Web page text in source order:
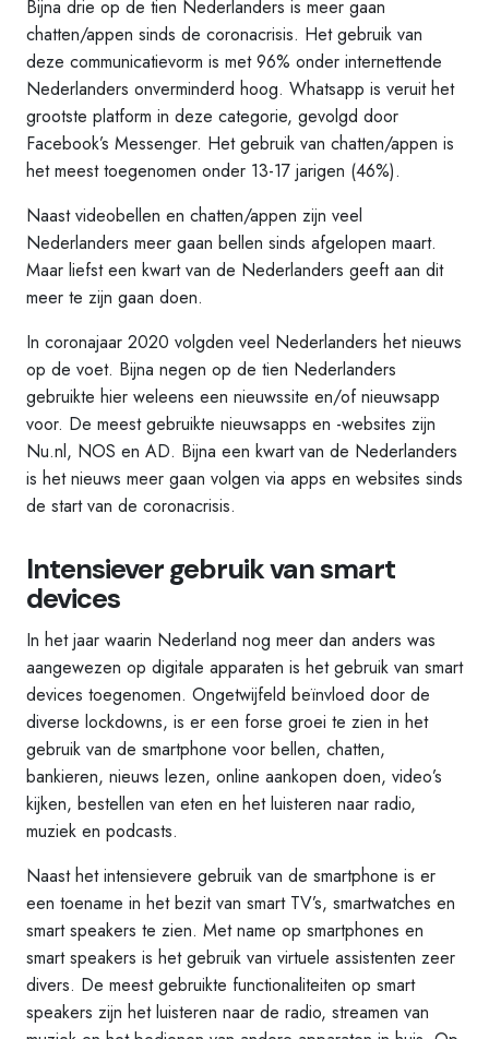
Bijna drie op de tien Nederlanders is meer gaan
chatten/appen sinds de coronacrisis. Het gebruik van
deze communicatievorm is met 96% onder internettende
Nederlanders onverminderd hoog. Whatsapp is veruit het
grootste platform in deze categorie, gevolgd door
Facebook’s Messenger. Het gebruik van chatten/appen is
het meest toegenomen onder 13-17 jarigen (46%).
Naast videobellen en chatten/appen zijn veel
Nederlanders meer gaan bellen sinds afgelopen maart.
Maar liefst een kwart van de Nederlanders geeft aan dit
meer te zijn gaan doen.
In coronajaar 2020 volgden veel Nederlanders het nieuws
op de voet. Bijna negen op de tien Nederlanders
gebruikte hier weleens een nieuwssite en/of nieuwsapp
voor. De meest gebruikte nieuwsapps en -websites zijn
Nu.nl, NOS en AD. Bijna een kwart van de Nederlanders
is het nieuws meer gaan volgen via apps en websites sinds
de start van de coronacrisis.
Intensiever gebruik van smart
devices
In het jaar waarin Nederland nog meer dan anders was
aangewezen op digitale apparaten is het gebruik van smart
devices toegenomen. Ongetwijfeld beïnvloed door de
diverse lockdowns, is er een forse groei te zien in het
gebruik van de smartphone voor bellen, chatten,
bankieren, nieuws lezen, online aankopen doen, video’s
kijken, bestellen van eten en het luisteren naar radio,
muziek en podcasts.
Naast het intensievere gebruik van de smartphone is er
een toename in het bezit van smart TV’s, smartwatches en
smart speakers te zien. Met name op smartphones en
smart speakers is het gebruik van virtuele assistenten zeer
divers. De meest gebruikte functionaliteiten op smart
speakers zijn het luisteren naar de radio, streamen van